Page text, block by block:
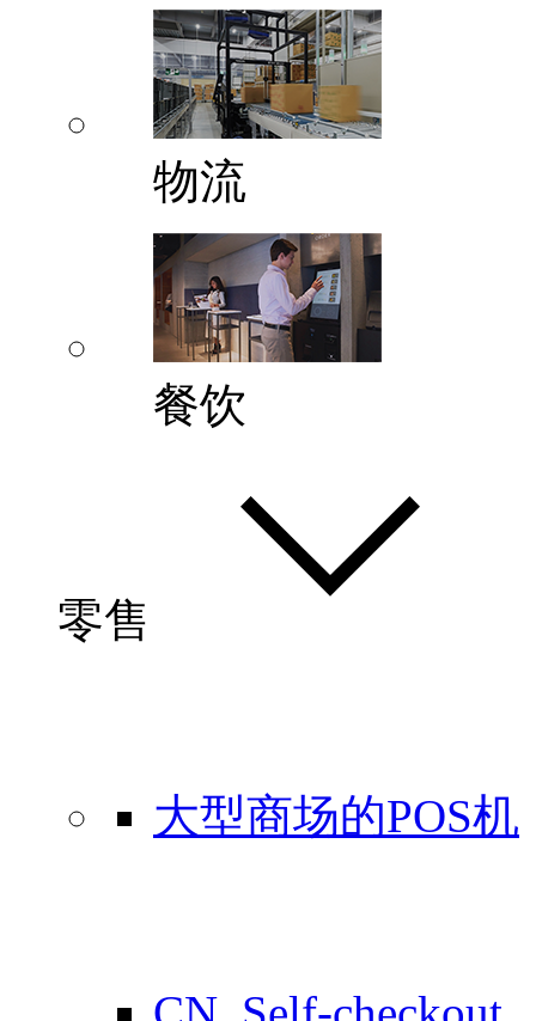
物流
餐饮
零售
大型商场的POS机